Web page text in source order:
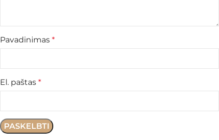
Pavadinimas *
El. paštas *